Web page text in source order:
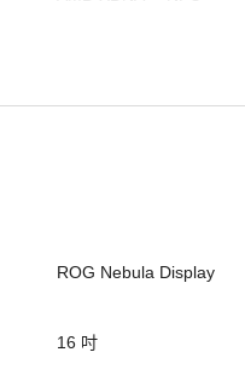
						ROG Nebula Display
						16 吋